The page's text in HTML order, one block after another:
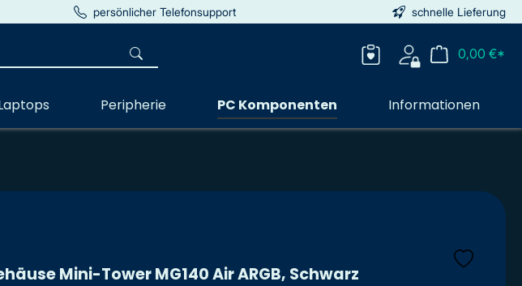
persönlicher Telefonsupport schnelle Lieferung
0,00 €*
Peripherie PC Komponenten Informationen
Mini-Tower MG140 Air ARGB, Schwarz